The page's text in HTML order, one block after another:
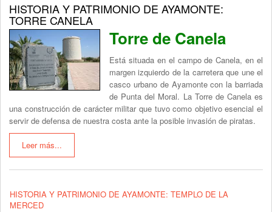
HISTORIA Y PATRIMONIO DE AYAMONTE:
TORRE CANELA
Torre de Canela
Está situada en el campo de Canela, en el
margen izquierdo de la carretera que une el
casco urbano de Ayamonte con la barriada
de Punta del Moral. La Torre de Canela es
una construcción de carácter militar que tuvo como objetivo esencial el
servir de defensa de nuestra costa ante la posible invasión de piratas.
Leer más...
HISTORIA Y PATRIMONIO DE AYAMONTE: TEMPLO DE LA
MERCED